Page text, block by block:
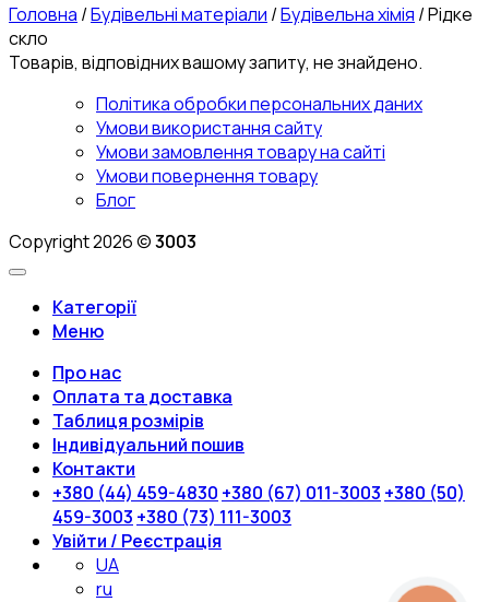
Головна /Будівельні матеріали /Будівельна хімія /Рідке
скло
Товарів, відповідних вашому запиту, не знайдено.
Політика обробки персональних даних
Умови використання сайту
Умови замовлення товару на сайті
Умови повернення товару
Блог
Copyright 2026 ©3003
Категорії
Меню
Про нас
Оплата та доставка
Таблиця розмірів
Індивідуальний пошив
Контакти
+380 (44) 459-4830 +380 (67) 011-3003 +380 (50)
459-3003 +380 (73) 111-3003
Увійти / Реєстрація
UA
ru